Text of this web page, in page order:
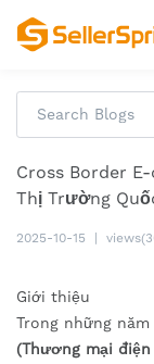
Cross Border
Thị Trường
2025-10-15
Giới thiệu
Trong những năm
(Thương mại